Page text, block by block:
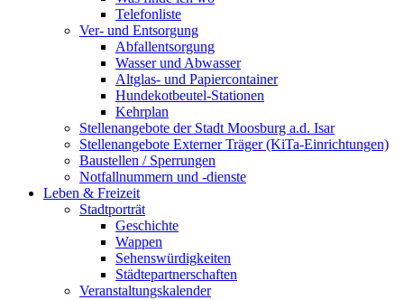
Telefonliste
Ver- und Entsorgung
Abfallentsorgung
Wasser und Abwasser
Altglas- und Papiercontainer
Hundekotbeutel-Stationen
Kehrplan
Stellenangebote der Stadt Moosburg a.d. Isar
Stellenangebote Externer Träger (KiTa-Einrichtungen)
Baustellen / Sperrungen
Notfallnummern und -dienste
Leben & Freizeit
Stadtporträt
Geschichte
Wappen
Sehenswürdigkeiten
Städtepartnerschaften
Veranstaltungskalender